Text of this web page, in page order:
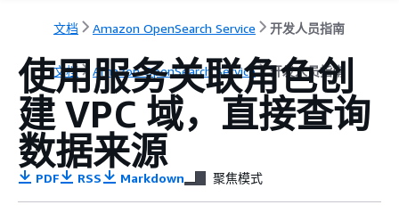
文档 Amazon OpenSearch Service 开发人员指南
文档 Amazon OpenSearch Service 开发人员指南
使用服务关联角色创
建 VPC 域，直接查询
数据来源
PDF RSS Markdown 聚焦模式